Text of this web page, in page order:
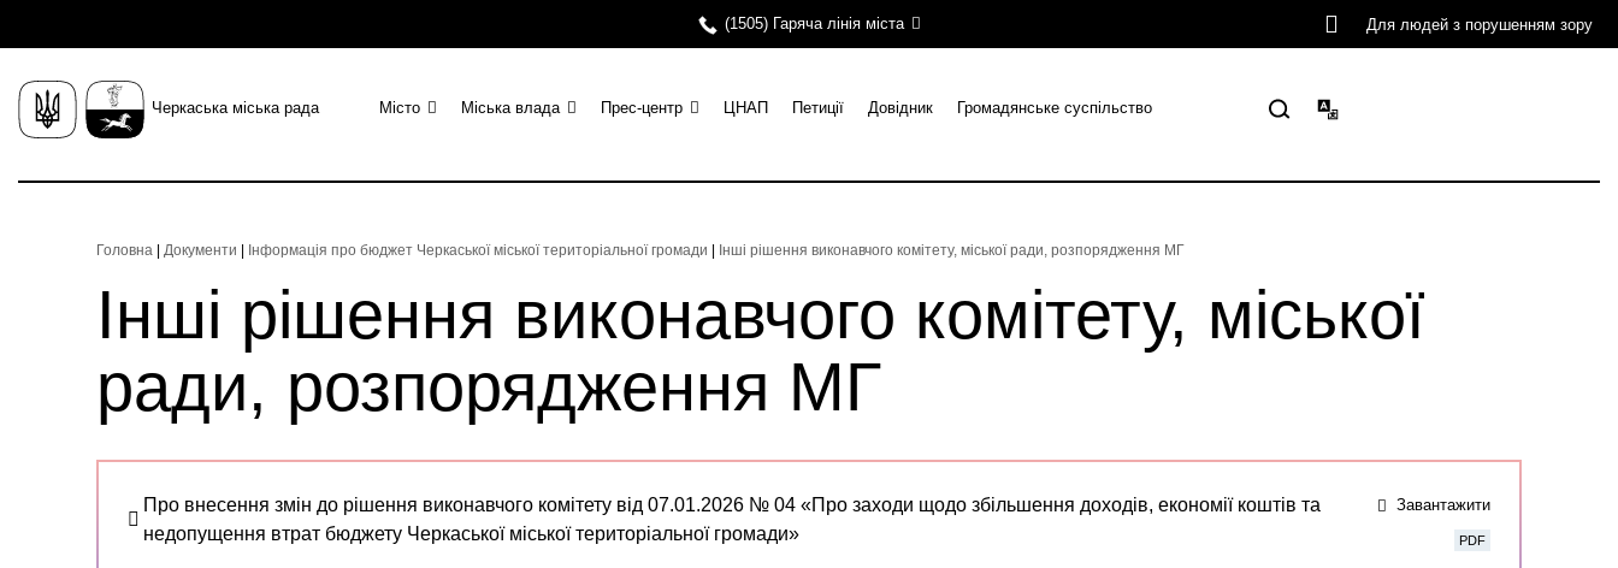
(1505) Гаряча лінія міста Для людей з порушенням зору
Черкаська міська рада Місто Міська влада Прес-центр ЦНАП Петиції Довідник Громадянське суспільство
Головна Документи Інформація про бюджет Черкаської міської територіальної громади Інші рішення виконавчого комітету, міської ради, розпорядження МГ
Інші рішення виконавчого комітету, міської
ради, розпорядження МГ
Про внесення змін до рішення виконавчого комітету від 07.01.2026 № 04 «Про заходи щодо збільшення доходів, економії коштів та
недопущення втрат бюджету Черкаської міської територіальної громади»
Завантажити
PDF